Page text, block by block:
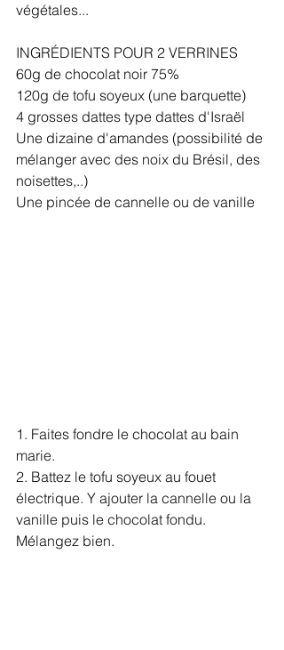
végétales...
INGRÉDIENTS POUR 2 VERRINES
60g de chocolat noir 75%
120g de tofu soyeux (une barquette)
4 grosses dattes type dattes d'Israël
Une dizaine d'amandes (possibilité de
mélanger avec des noix du Brésil, des
noisettes,..)
Une pincée de cannelle ou de vanille
1. Faites fondre le chocolat au bain
marie.
2. Battez le tofu soyeux au fouet
électrique. Y ajouter la cannelle ou la
vanille puis le chocolat fondu.
Mélangez bien.